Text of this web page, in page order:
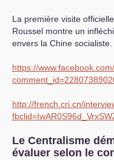
La première visite
Roussel montre un
envers la Chine socialiste.
https://
http://french.cri.cn/
Le Centralisme
évaluer selon le